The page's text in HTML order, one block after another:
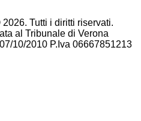
Tutti i diritti riservati.
al Tribunale di Verona
10/2010 P.Iva 06667851213